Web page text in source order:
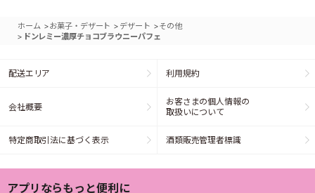
ホーム >お菓子・デザート > デザート >その他
> ドンレミー濃厚チョコブラウニーパフェ
配送エリア 利用規約
会社概要
お客さまの個人情報の
取扱いについて
特定商取引法に基づく表示 酒類販売管理者標識
アプリならもっと便利に